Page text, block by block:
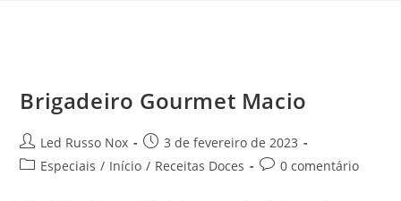
Brigadeiro Gourmet Macio
Led Russo Nox
3 de fevereiro de 2023
Especiais / Início / Receitas Doces 0 comentário